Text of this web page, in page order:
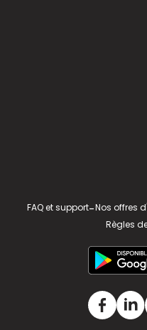
FAQ et support-Nos offres
Règles